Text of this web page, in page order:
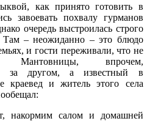
как принято готовить в
завоевать похвалу гурманов
очередь выстроилась строго
– неожиданно – это блюдо
и гости переживали, что не
Мантовницы, впрочем,
за другом, а известный в
краевед и житель этого села
накормим салом и домашней